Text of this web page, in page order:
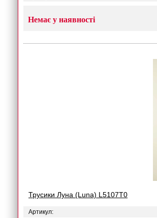
Немає у наявності
Трусики Луна (Luna) L5107T0
Артикул: